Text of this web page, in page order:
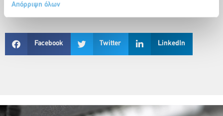
Απόρριψη όλων
Facebook Twitter LinkedIn